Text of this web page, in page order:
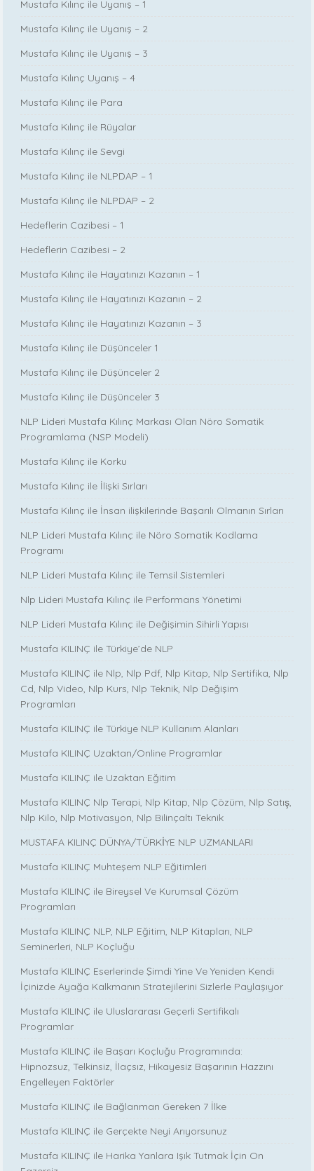
Mustafa Kılınç ile Uyanış – 1
Mustafa Kılınç ile Uyanış – 2
Mustafa Kılınç ile Uyanış – 3
Mustafa Kılınç Uyanış – 4
Mustafa Kılınç ile Para
Mustafa Kılınç ile Rüyalar
Mustafa Kılınç ile Sevgi
Mustafa Kılınç ile NLPDAP – 1
Mustafa Kılınç ile NLPDAP – 2
Hedeflerin Cazibesi – 1
Hedeflerin Cazibesi – 2
Mustafa Kılınç ile Hayatınızı Kazanın – 1
Mustafa Kılınç ile Hayatınızı Kazanın – 2
Mustafa Kılınç ile Hayatınızı Kazanın – 3
Mustafa Kılınç ile Düşünceler 1
Mustafa Kılınç ile Düşünceler 2
Mustafa Kılınç ile Düşünceler 3
NLP Lideri Mustafa Kılınç Markası Olan Nöro Somatik
Programlama (NSP Modeli)
Mustafa Kılınç ile Korku
Mustafa Kılınç ile İlişki Sırları
Mustafa Kılınç ile İnsan ilişkilerinde Başarılı Olmanın Sırları
NLP Lideri Mustafa Kılınç ile Nöro Somatik Kodlama
Programı
NLP Lideri Mustafa Kılınç ile Temsil Sistemleri
Nlp Lideri Mustafa Kılınç ile Performans Yönetimi
NLP Lideri Mustafa Kılınç ile Değişimin Sihirli Yapısı
Mustafa KILINÇ ile Türkiye’de NLP
Mustafa KILINÇ ile Nlp, Nlp Pdf, Nlp Kitap, Nlp Sertifika, Nlp
Cd, Nlp Video, Nlp Kurs, Nlp Teknik, Nlp Değişim
Programları
Mustafa KILINÇ ile Türkiye NLP Kullanım Alanları
Mustafa KILINÇ Uzaktan/Online Programlar
Mustafa KILINÇ ile Uzaktan Eğitim
Mustafa KILINÇ Nlp Terapi, Nlp Kitap, Nlp Çözüm, Nlp Satış,
Nlp Kilo, Nlp Motivasyon, Nlp Bilinçaltı Teknik
MUSTAFA KILINÇ DÜNYA/TÜRKİYE NLP UZMANLARI
Mustafa KILINÇ Muhteşem NLP Eğitimleri
Mustafa KILINÇ ile Bireysel Ve Kurumsal Çözüm
Programları
Mustafa KILINÇ NLP, NLP Eğitim, NLP Kitapları, NLP
Seminerleri, NLP Koçluğu
Mustafa KILINÇ Eserlerinde Şimdi Yine Ve Yeniden Kendi
İçinizde Ayağa Kalkmanın Stratejilerini Sizlerle Paylaşıyor
Mustafa KILINÇ ile Uluslararası Geçerli Sertifikalı
Programlar
Mustafa KILINÇ ile Başarı Koçluğu Programında:
Hipnozsuz, Telkinsiz, İlaçsız, Hikayesiz Başarının Hazzını
Engelleyen Faktörler
Mustafa KILINÇ ile Bağlanman Gereken 7 İlke
Mustafa KILINÇ ile Gerçekte Neyi Arıyorsunuz
Mustafa KILINÇ ile Harika Yanlara Işık Tutmak İçin On